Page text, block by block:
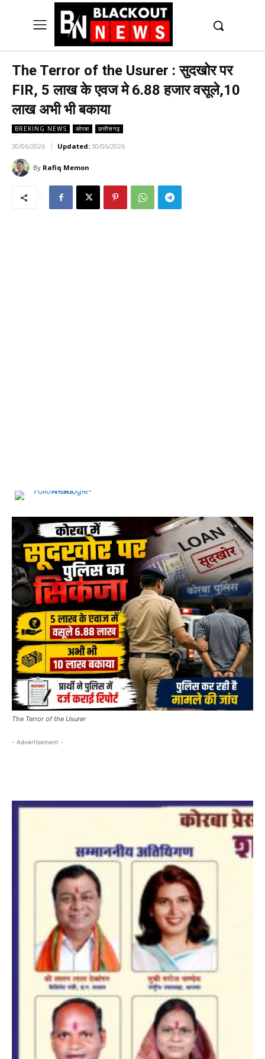
The Terror of the Usurer : सुदखोर पर
FIR, 5 लाख के एवज मे 6.88 हजार वसूले,10
लाख अभी भी बकाया
BREKING NEWS कोरबा छत्तीसगढ़
30/06/2026 Updated: 30/06/2026
By Rafiq Memon
The Terror of the Usurer
- Advertisement -